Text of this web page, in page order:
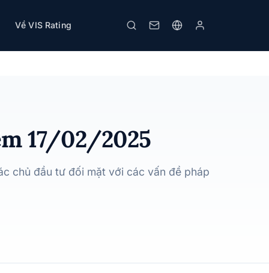
Về VIS Rating In
17/02/2025
chủ đầu tư đối mặt với các vấn đề pháp